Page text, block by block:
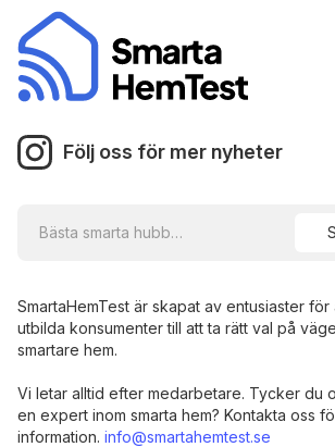
Följ oss för mer nyheter
SmartaHemTest är skapat av entusiaster för
utbilda konsumenter till att ta rätt val på
smartare hem.
Vi letar alltid efter medarbetare. Tycker du
en expert inom smarta hem? Kontakta oss
information. info@smartahemtest.se